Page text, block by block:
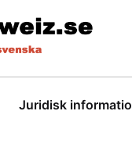
Juridisk